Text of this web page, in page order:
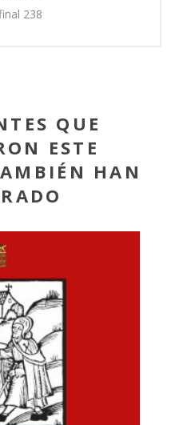
238
QUE
ESTE
HAN